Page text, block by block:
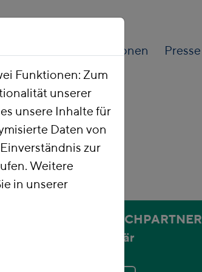
Publikationen Presse
ANSPRECHPARTNER
Holger Bär
Funktionen: Zum
unserer
unsere Inhalte für
Daten von
zur
Weitere
in unserer